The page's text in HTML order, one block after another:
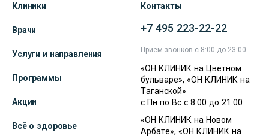
Клиники
Врачи
Услуги и направления
Программы
Акции
Всё о здоровье
Контакты
+7 495 223-22-22
Прием звонков с 8:00 до 23:00
«ОН КЛИНИК на Цветном
бульваре», «ОН КЛИНИК на
Таганской»
с Пн по Вс с 8:00 до 21:00
«ОН КЛИНИК на Новом
Арбате», «ОН КЛИНИК на